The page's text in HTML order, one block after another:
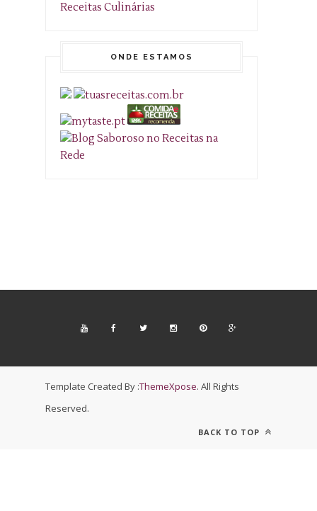
Receitas Culinárias
ONDE ESTAMOS
Template Created By :ThemeXpose. All Rights
Reserved.
BACK TO TOP